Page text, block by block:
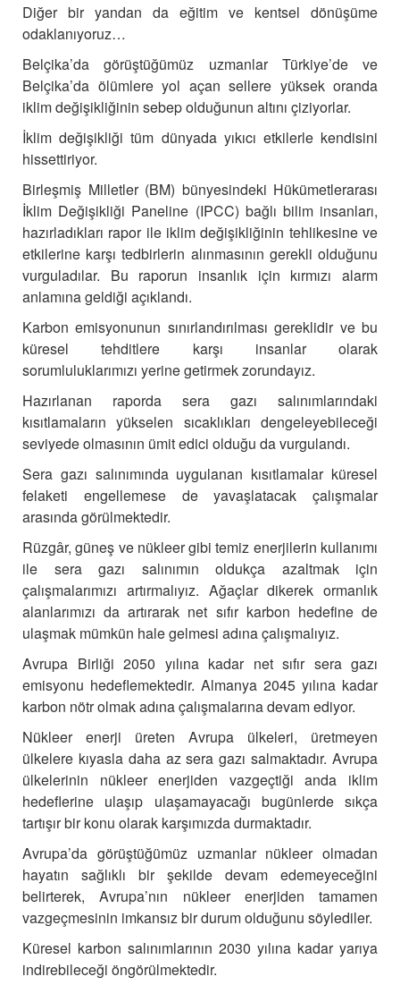
Diğer bir yandan da eğitim ve kentsel dönüşüme
odaklanıyoruz…
Belçika’da görüştüğümüz uzmanlar Türkiye’de ve
Belçika’da ölümlere yol açan sellere yüksek oranda
iklim değişikliğinin sebep olduğunun altını çiziyorlar.
İklim değişikliği tüm dünyada yıkıcı etkilerle kendisini
hissettiriyor.
Birleşmiş Milletler (BM) bünyesindeki Hükümetlerarası
İklim Değişikliği Paneline (IPCC) bağlı bilim insanları,
hazırladıkları rapor ile iklim değişikliğinin tehlikesine ve
etkilerine karşı tedbirlerin alınmasının gerekli olduğunu
vurguladılar. Bu raporun insanlık için kırmızı alarm
anlamına geldiği açıklandı.
Karbon emisyonunun sınırlandırılması gereklidir ve bu
küresel tehditlere karşı insanlar olarak
sorumluluklarımızı yerine getirmek zorundayız.
Hazırlanan raporda sera gazı salınımlarındaki
kısıtlamaların yükselen sıcaklıkları dengeleyebileceği
seviyede olmasının ümit edici olduğu da vurgulandı.
Sera gazı salınımında uygulanan kısıtlamalar küresel
felaketi engellemese de yavaşlatacak çalışmalar
arasında görülmektedir.
Rüzgâr, güneş ve nükleer gibi temiz enerjilerin kullanımı
ile sera gazı salınımın oldukça azaltmak için
çalışmalarımızı artırmalıyız. Ağaçlar dikerek ormanlık
alanlarımızı da artırarak net sıfır karbon hedefine de
ulaşmak mümkün hale gelmesi adına çalışmalıyız.
Avrupa Birliği 2050 yılına kadar net sıfır sera gazı
emisyonu hedeflemektedir. Almanya 2045 yılına kadar
karbon nötr olmak adına çalışmalarına devam ediyor.
Nükleer enerji üreten Avrupa ülkeleri, üretmeyen
ülkelere kıyasla daha az sera gazı salmaktadır. Avrupa
ülkelerinin nükleer enerjiden vazgeçtiği anda iklim
hedeflerine ulaşıp ulaşamayacağı bugünlerde sıkça
tartışır bir konu olarak karşımızda durmaktadır.
Avrupa’da görüştüğümüz uzmanlar nükleer olmadan
hayatın sağlıklı bir şekilde devam edemeyeceğini
belirterek, Avrupa’nın nükleer enerjiden tamamen
vazgeçmesinin imkansız bir durum olduğunu söylediler.
Küresel karbon salınımlarının 2030 yılına kadar yarıya
indirebileceği öngörülmektedir.